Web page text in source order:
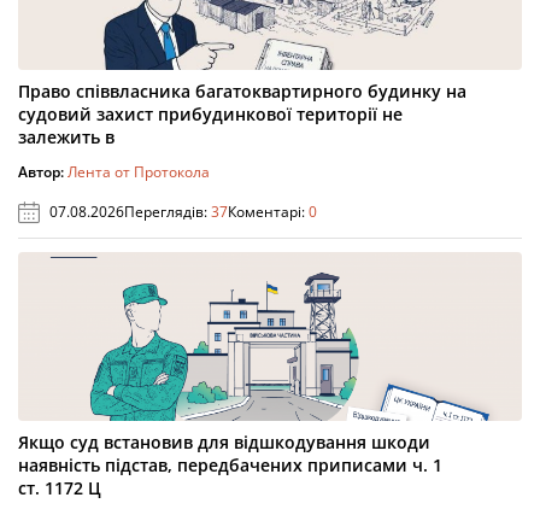
Право співвласника багатоквартирного будинку на
судовий захист прибудинкової території не
залежить в
Автор:Лента от Протокола
07.08.2026Переглядів:37Коментарі:0
Якщо суд встановив для відшкодування шкоди
наявність підстав, передбачених приписами ч. 1
ст. 1172 Ц